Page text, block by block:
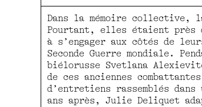
Dans la mémoire collective,
Pourtant, elles étaient près
à s’engager aux côtés de
Seconde Guerre mondiale.
biélorusse Svetlana
de ces anciennes
d’entretiens rassemblés
ans après, Julie Deliquet